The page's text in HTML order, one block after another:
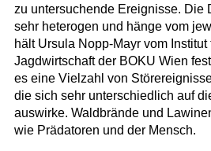
zu untersuchende Ereignisse. Die
sehr heterogen und hänge vom
hält Ursula Nopp-Mayr vom
Jagdwirtschaft der BOKU Wien
es eine Vielzahl von
die sich sehr unterschiedlich auf
auswirke. Waldbrände und
wie Prädatoren und der Mensch.